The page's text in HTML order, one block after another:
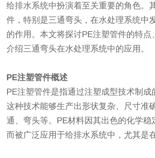
给排水系统中扮演着至关重要的角色。
件，特别是三通弯头，在水处理系统中
的作用。本文将探讨PE注塑管件的特点
介绍三通弯头在水处理系统中的应用。
PE注塑管件概述
PE注塑管件是指通过注塑成型技术制成
这种技术能够生产出形状复杂、尺寸准
通、弯头等。PE材料因其出色的化学稳
而被广泛应用于给排水系统中，尤其是